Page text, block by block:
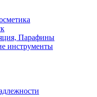
Парафины
инструменты